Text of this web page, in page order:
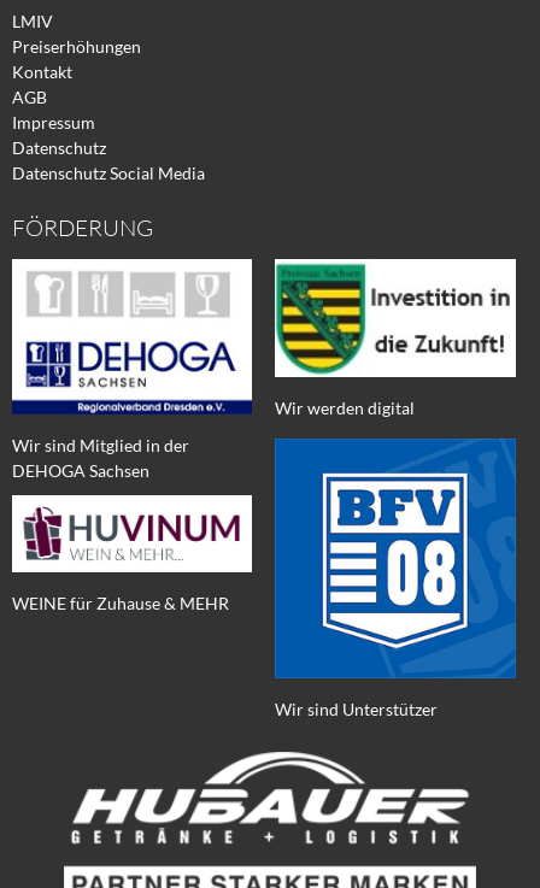
LMIV
Preiserhöhungen
Kontakt
AGB
Impressum
Datenschutz
Datenschutz Social Media
FÖRDERUNG
Wir sind Mitglied in der
DEHOGA Sachsen
WEINE für Zuhause & MEHR
Wir werden digital
Wir sind Unterstützer